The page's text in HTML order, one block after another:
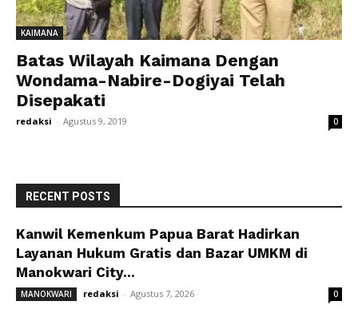
KAIMANA
Batas Wilayah Kaimana Dengan
Wondama-Nabire-Dogiyai Telah
Disepakati
redaksi - Agustus 9, 2019 0
RECENT POSTS
Kanwil Kemenkum Papua Barat Hadirkan
Layanan Hukum Gratis dan Bazar UMKM di
Manokwari City...
MANOKWARI redaksi - Agustus 7, 2026 0